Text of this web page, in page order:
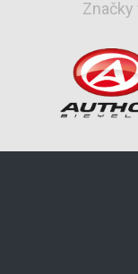
Značky